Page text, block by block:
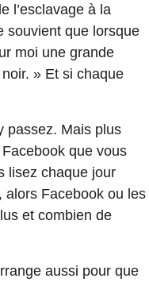
l’esclavage à la
souvient que lorsque
moi une grande
» Et si chaque
passez. Mais plus
que vous
lisez chaque jour
alors Facebook ou les
et combien de
aussi pour que